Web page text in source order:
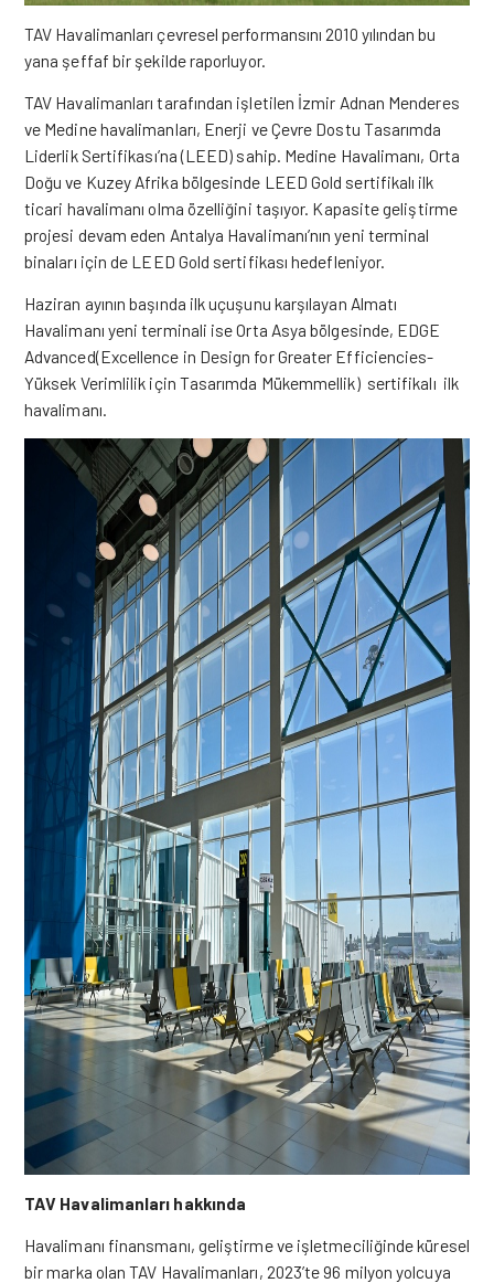
TAV Havalimanları çevresel performansını 2010 yılından bu
yana şeffaf bir şekilde raporluyor.
TAV Havalimanları tarafından işletilen İzmir Adnan Menderes
ve Medine havalimanları, Enerji ve Çevre Dostu Tasarımda
Liderlik Sertifikası’na (LEED) sahip. Medine Havalimanı, Orta
Doğu ve Kuzey Afrika bölgesinde LEED Gold sertifikalı ilk
ticari havalimanı olma özelliğini taşıyor. Kapasite geliştirme
projesi devam eden Antalya Havalimanı’nın yeni terminal
binaları için de LEED Gold sertifikası hedefleniyor.
Haziran ayının başında ilk uçuşunu karşılayan Almatı
Havalimanı yeni terminali ise Orta Asya bölgesinde, EDGE
Advanced(Excellence in Design for Greater Efficiencies-
Yüksek Verimlilik için Tasarımda Mükemmellik) sertifikalı ilk
havalimanı.
TAV Havalimanları hakkında
Havalimanı finansmanı, geliştirme ve işletmeciliğinde küresel
bir marka olan TAV Havalimanları, 2023’te 96 milyon yolcuya